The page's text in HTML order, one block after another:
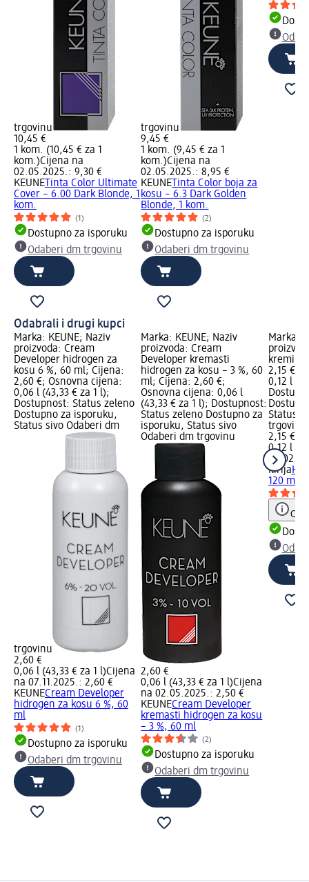
trgovinu
10,45 €
1 kom. (10,45 € za 1
kom.)Cijena na
02.05.2025.: 9,30 €
KEUNETinta Color Ultimate
Cover – 6.00 Dark Blonde, 1
kom.
(1)
Dostupno za isporuku
Odaberi dm trgovinu
trgovinu
9,45 €
1 kom. (9,45 € za 1
kom.)Cijena na
02.05.2025.: 8,95 €
KEUNETinta Color boja za
kosu – 6.3 Dark Golden
Blonde, 1 kom.
(2)
Dostupno za isporuku
Odaberi dm trgovinu
Odabrali i drugi kupci
Marka: KEUNE; Naziv
proizvoda: Cream
Developer hidrogen za
kosu 6 %, 60 ml; Cijena:
2,60 €; Osnovna cijena:
0,06 l (43,33 € za 1 l);
Dostupnost: Status zeleno
Dostupno za isporuku,
Status sivo Odaberi dm
trgovinu
2,60 €
0,06 l (43,33 € za 1 l)Cijena
na 07.11.2025.: 2,60 €
KEUNECream Developer
hidrogen za kosu 6 %, 60
ml
(1)
Dostupno za isporuku
Odaberi dm trgovinu
Marka: KEUNE; Naziv
proizvoda: Cream
Developer kremasti
hidrogen za kosu – 3 %, 60
ml; Cijena: 2,60 €;
Osnovna cijena: 0,06 l
(43,33 € za 1 l); Dostupnost:
Status zeleno Dostupno za
isporuku, Status sivo
Odaberi dm trgovinu
2,60 €
0,06 l (43,33 € za 1 l)Cijena
na 02.05.2025.: 2,50 €
KEUNECream Developer
kremasti hidrogen za kosu
– 3 %, 60 ml
(2)
Dostupno za isporuku
Odaberi dm trgovinu
Marka:
kremi
2,15 €;
0,12 l
Status
trgovinu
2,15 €
0,12 l
na
Ilirija
120 ml